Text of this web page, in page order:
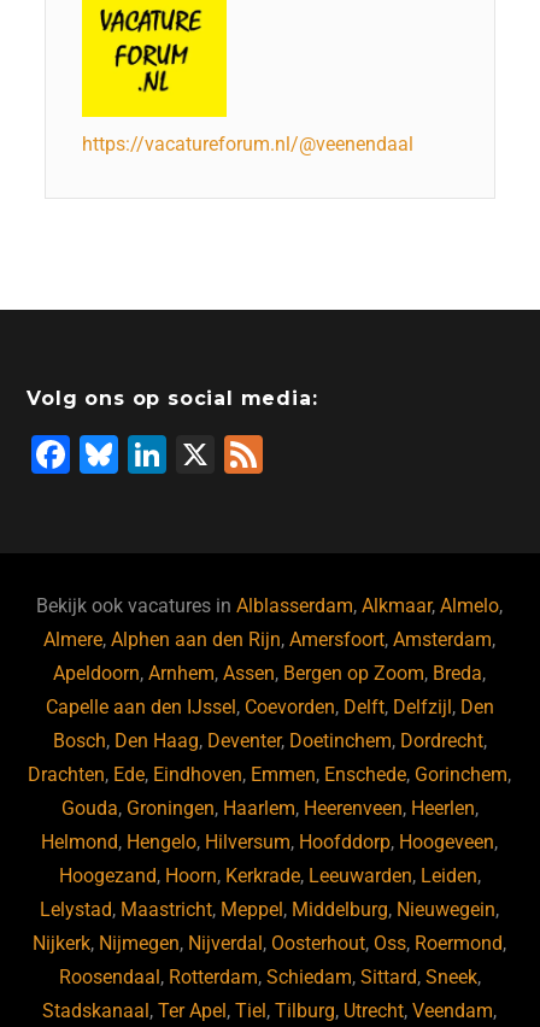
https://vacatureforum.nl/@veenendaal
Volg ons op social media:
F
b
o
o
k
Bl
ky
Li
dI
n
X
Bekijk ook vacatures inAlblasserdam,Alkmaar,Almelo,
Almere,Alphen aan den Rijn,Amersfoort,Amsterdam,
Apeldoorn,Arnhem,Assen, Bergen op Zoom, Breda,
Capelle aan den IJssel , Coevorden, Delft, Delfzijl , Den
Bosch, Den Haag, Deventer, Doetinchem, Dordrecht,
Drachten, Ede, Eindhoven, Emmen, Enschede, Gorinchem,
Gouda, Groningen, Haarlem, Heerenveen, Heerlen,
Helmond, Hengelo, Hilversum, Hoofddorp, Hoogeveen,
Hoogezand, Hoorn, Kerkrade, Leeuwarden, Leiden,
Lelystad, Maastricht, Meppel , Middelburg, Nieuwegein,
Nijkerk, Nijmegen, Nijverdal , Oosterhout, Oss, Roermond,
Roosendaal , Rotterdam, Schiedam, Sittard, Sneek,
Stadskanaal ,Ter Apel ,Tiel ,Tilburg, Utrecht,Veendam,